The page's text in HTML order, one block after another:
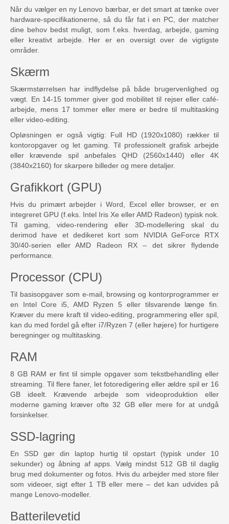
Når du vælger en ny Lenovo bærbar, er det smart at tænke over
hardware-specifikationerne, så du får fat i en PC, der matcher
dine behov bedst muligt, som f.eks. hverdag, arbejde, gaming
eller kreativt arbejde. Her er en oversigt over de vigtigste
områder.
Skærm
Skærmstørrelsen har indflydelse på både brugervenlighed og
vægt. En 14-15 tommer giver god mobilitet til rejser eller café-
arbejde, mens 17 tommer eller mere er bedre til multitasking
eller video-editing.
Opløsningen er også vigtig: Full HD (1920x1080) rækker til
kontoropgaver og let gaming. Til professionelt grafisk arbejde
eller krævende spil anbefales QHD (2560x1440) eller 4K
(3840x2160) for skarpere billeder og mere detaljer.
Grafikkort (GPU)
Hvis du primært arbejder i Word, Excel eller browser, er en
integreret GPU (f.eks. Intel Iris Xe eller AMD Radeon) typisk nok.
Til gaming, video-rendering eller 3D-modellering skal du
derimod have et dedikeret kort som NVIDIA GeForce RTX
30/40-serien eller AMD Radeon RX – det sikrer flydende
performance.
Processor (CPU)
Til basisopgaver som e-mail, browsing og kontorprogrammer er
en Intel Core i5, AMD Ryzen 5 eller tilsvarende længe fin.
Kræver du mere kraft til video-editing, programmering eller spil,
kan du med fordel gå efter i7/Ryzen 7 (eller højere) for hurtigere
beregninger og multitasking.
RAM
8 GB RAM er fint til simple opgaver som tekstbehandling eller
streaming. Til flere faner, let fotoredigering eller ældre spil er 16
GB ideelt. Krævende arbejde som videoproduktion eller
moderne gaming kræver ofte 32 GB eller mere for at undgå
forsinkelser.
SSD-lagring
En SSD gør din laptop hurtig til opstart (typisk under 10
sekunder) og åbning af apps. Vælg mindst 512 GB til daglig
brug med dokumenter og fotos. Hvis du arbejder med store filer
som videoer, sigt efter 1 TB eller mere – det kan udvides på
mange Lenovo-modeller.
Batterilevetid